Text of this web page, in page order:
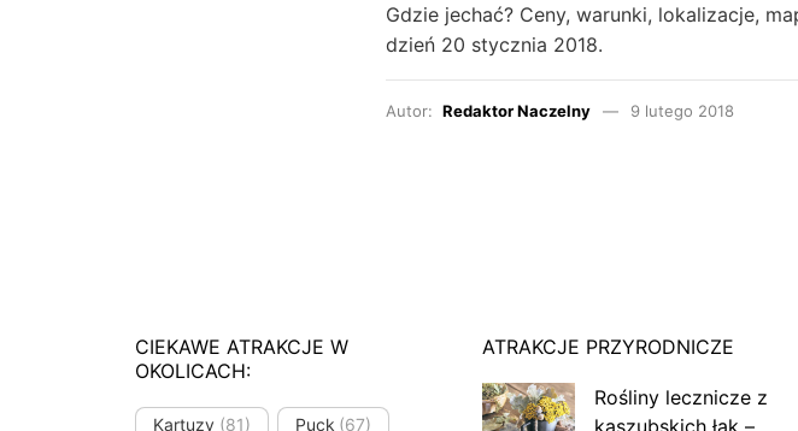
Gdzie jechać? Ceny, warunki, lokalizacje,
dzień 20 stycznia 2018.
Autor: Redaktor Naczelny 9 lutego 2018
CIEKAWE ATRAKCJE W
OKOLICACH:
Kartuzy (81) Puck (67)
ATRAKCJE PRZYRODNICZE
Rośliny lecznicze z
kaszubskich łąk –